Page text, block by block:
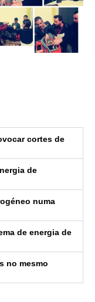
cortes de
de
numa
de energia de
no mesmo